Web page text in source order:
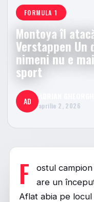
FORMULA 1
Montoya îl
Verstappen Un
nimeni nu e
sport
AD aprilie 2, 2026
F
ostul
are un
Aflat abia pe